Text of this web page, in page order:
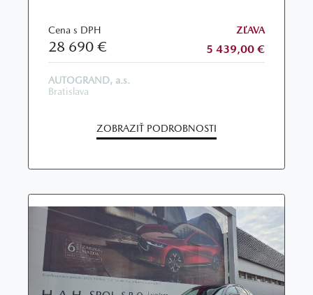
Cena s DPH
28 690 €
ZĽAVA
5 439,00 €
AUTOGRAND, a.s.
Bratislava
ZOBRAZIŤ PODROBNOSTI